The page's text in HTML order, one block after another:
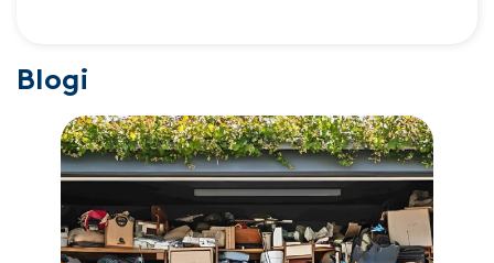
Blogi